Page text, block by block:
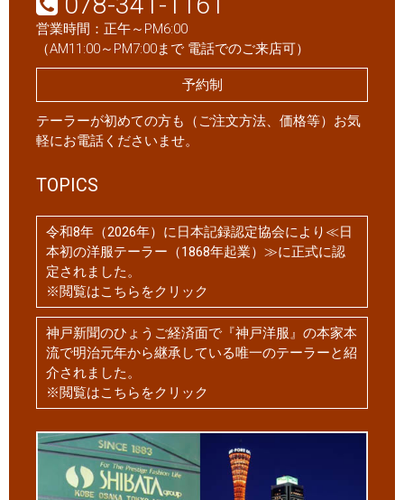
営業時間：正午～PM6:00
（AM11:00～PM7:00まで 電話でのご来店可）
予約制
テーラーが初めての方も（ご注文方法、価格等）お気
軽にお電話くださいませ。
TOPICS
令和8年（2026年）に日本記録認定協会により≪日
本初の洋服テーラー（1868年起業）≫に正式に認
定されました。
※閲覧はこちらをクリック
神戸新聞のひょうご経済面で『神戸洋服』の本家本
流で明治元年から継承している唯一のテーラーと紹
介されました。
※閲覧はこちらをクリック